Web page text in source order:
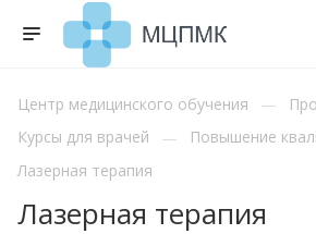
Центр медицинского обучения
Курсы для врачей
Повышение
Лазерная терапия
Лазерная терапия